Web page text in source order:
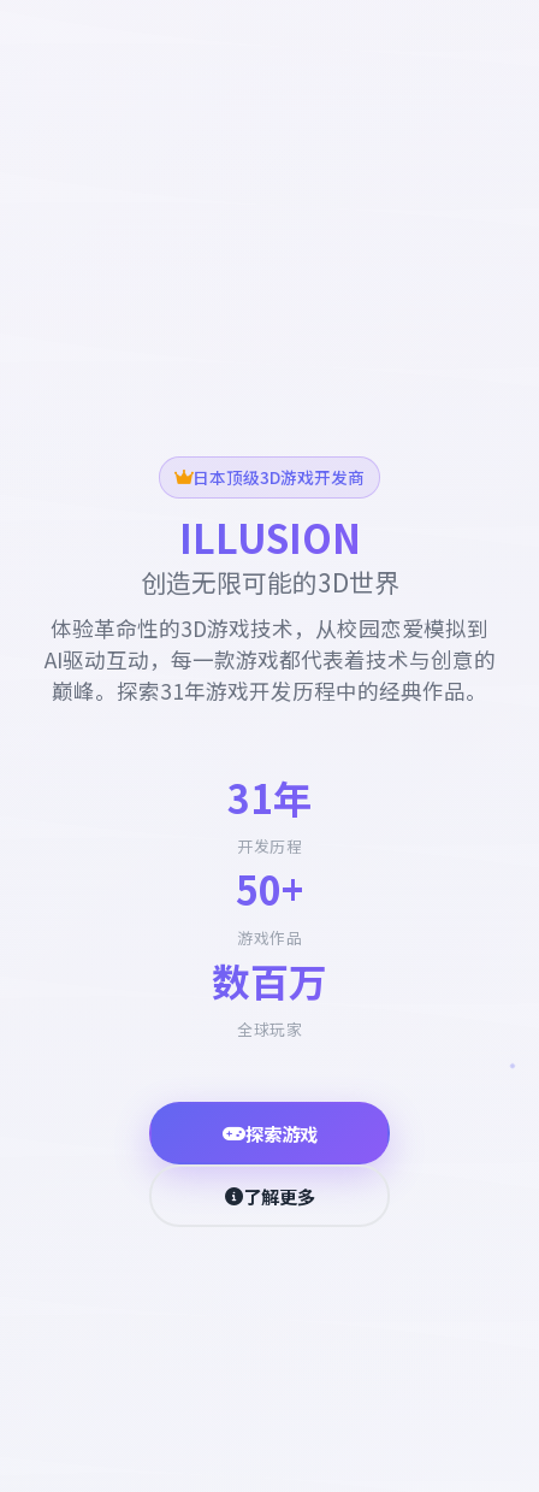
日本顶级3D游戏开发商
ILLUSION
创造无限可能的3D世界
体验革命性的3D游戏技术，从校园恋爱模拟到
AI驱动互动，每一款游戏都代表着技术与创意的
巅峰。探索31年游戏开发历程中的经典作品。
31年
开发历程
50+
游戏作品
数百万
全球玩家
探索游戏
了解更多